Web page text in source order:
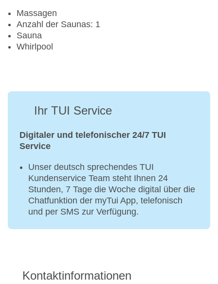
Tennisplatz
Massagen
Anzahl der Saunas: 1
Sauna
Whirlpool
Ihr TUI Service
Digitaler und telefonischer 24/7 TUI
Service
Unser deutsch sprechendes TUI
Kundenservice Team steht Ihnen 24
Stunden, 7 Tage die Woche digital über die
Chatfunktion der myTui App, telefonisch
und per SMS zur Verfügung.
Kontaktinformationen